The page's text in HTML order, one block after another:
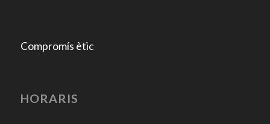
Compromís ètic
HORARIS